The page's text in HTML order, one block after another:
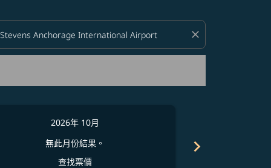
close
2026年 10月
無此月份結果。
查找票價
chevron_right